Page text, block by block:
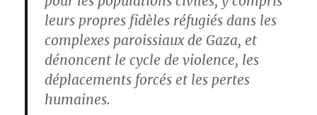
leurs propres fidèles réfugiés dans les
complexes paroissiaux de Gaza, et
dénoncent le cycle de violence, les
déplacements forcés et les pertes
humaines.